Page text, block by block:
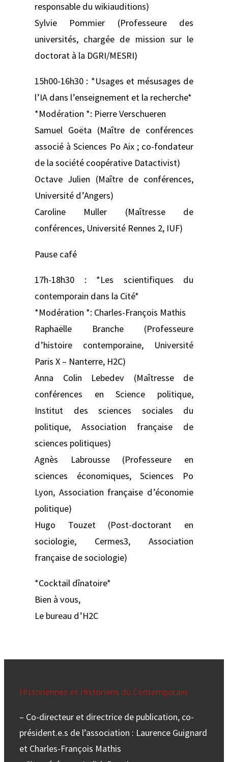
responsable du wikiauditions)
Sylvie Pommier (Professeure des
universités, chargée de mission sur le
doctorat à la DGRI/MESRI)
15h00-16h30 : *Usages et mésusages de
l’IA dans l’enseignement et la recherche*
*Modération *: Pierre Verschueren
Samuel Goëta (Maître de conférences
associé à Sciences Po Aix ; co-fondateur
de la société coopérative Datactivist)
Octave Julien (Maître de conférences,
Université d’Angers)
Caroline Muller (Maîtresse de
conférences, Université Rennes 2, IUF)
Pause café
17h-18h30 : *Les scientifiques du
contemporain dans la Cité*
*Modération *: Charles-François Mathis
Raphaëlle Branche (Professeure
d’histoire contemporaine, Université
Paris X – Nanterre, H2C)
Anna Colin Lebedev (Maîtresse de
conférences en Science politique,
Institut des sciences sociales du
politique, Association française de
sciences politiques)
Agnès Labrousse (Professeure en
sciences économiques, Sciences Po
Lyon, Association française d’économie
politique)
Hugo Touzet (Post-doctorant en
sociologie, Cermes3, Association
française de sociologie)
*Cocktail dînatoire*
Bien à vous,
Le bureau d’H2C
Historiennes et Historiens du Contemporain
– Co-directeur et directrice de publication, co-
président.e.s de l’association : Laurence Guignard
et Charles-François Mathis